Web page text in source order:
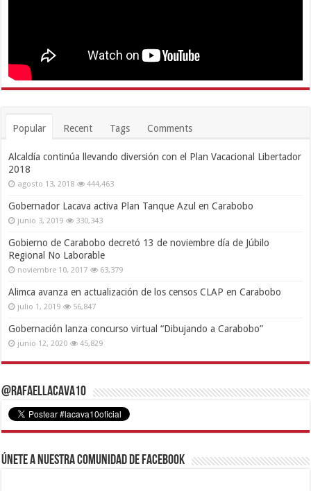
Popular Recent Tags Comments
Alcaldía continúa llevando diversión con el Plan Vacacional Libertador
2018
agosto 13, 2018 444,463
Gobernador Lacava activa Plan Tanque Azul en Carabobo
junio 3, 2019 330,343
Gobierno de Carabobo decretó 13 de noviembre día de Júbilo
Regional No Laborable
noviembre 10, 2017 63,379
Alimca avanza en actualización de los censos CLAP en Carabobo
julio 1, 2019 56,847
Gobernación lanza concurso virtual “Dibujando a Carabobo”
junio 12, 2020 45,829
@RafaelLacava10
Únete a nuestra comunidad de Facebook